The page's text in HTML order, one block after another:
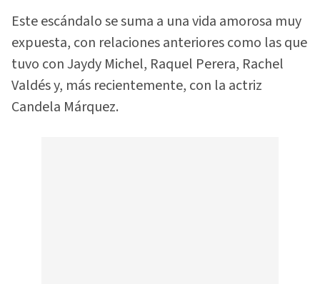
Este escándalo se suma a una vida amorosa muy
expuesta, con relaciones anteriores como las que
tuvo con Jaydy Michel, Raquel Perera, Rachel
Valdés y, más recientemente, con la actriz
Candela Márquez.